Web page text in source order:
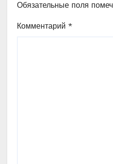
Обязательные поля
Комментарий *